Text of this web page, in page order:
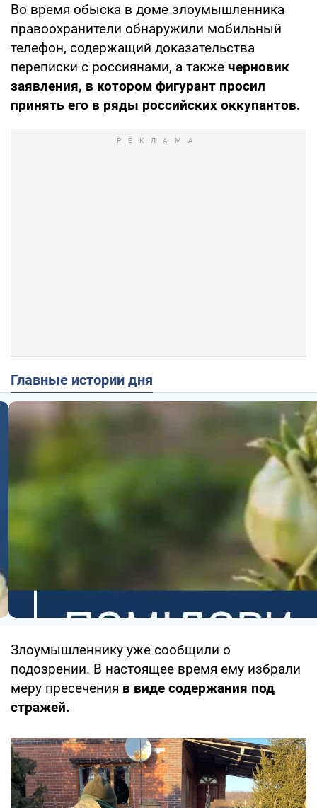
Во время обыска в доме злоумышленника
правоохранители обнаружили мобильный
телефон, содержащий доказательства
переписки с россиянами, а также черновик
заявления, в котором фигурант просил
принять его в ряды российских оккупантов.
Главные истории дня
Злоумышленнику уже сообщили о
подозрении. В настоящее время ему избрали
меру пресечения в виде содержания под
стражей.